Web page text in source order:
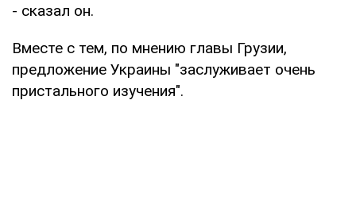
- сказал он.
Вместе с тем, по мнению главы Грузии,
предложение Украины "заслуживает очень
пристального изучения".